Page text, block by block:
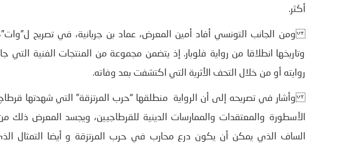
أكثر.
ومن الجانب التونسي أفاد أمين المعرض، عماد بن جربانية، في تصريح
وتاريخها انطلاقا من رواية فلوبار. إذ يتضمن مجموعة من المنتجات الفنية
روايته أو من خلال التحف الأثرية التي اكتشفت بعد وفاته.
وأشار في تصريحه إلى أن الرواية منطلقها “حرب المرتزقة” التي شهدتها
الأسطورة والمعتقدات والممارسات الدينية للقرطاجيين، ويجسد المعرض ذلك
الساف الذي يمكن أن يكون درع محارب في حرب المرتزقة و أيضا التمثال